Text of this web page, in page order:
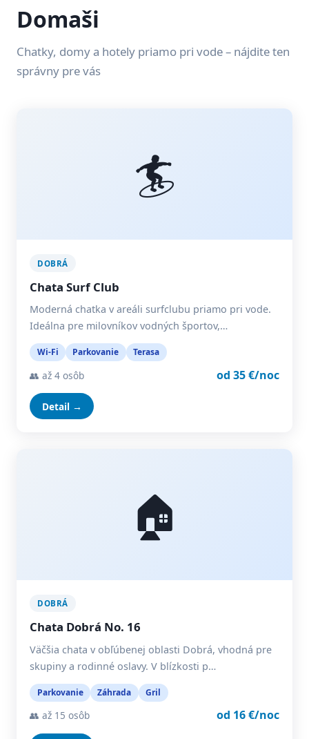
Domaši
Chatky, domy a hotely priamo pri vode – nájdite ten
správny pre vás
🏄
DOBRÁ
Chata Surf Club
Moderná chatka v areáli surfclubu priamo pri vode.
Ideálna pre milovníkov vodných športov,…
Wi-Fi Parkovanie Terasa
👥 až 4 osôb od 35 €/noc
Detail →
🏠
DOBRÁ
Chata Dobrá No. 16
Väčšia chata v obľúbenej oblasti Dobrá, vhodná pre
skupiny a rodinné oslavy. V blízkosti p…
Parkovanie Záhrada Gril
👥 až 15 osôb od 16 €/noc